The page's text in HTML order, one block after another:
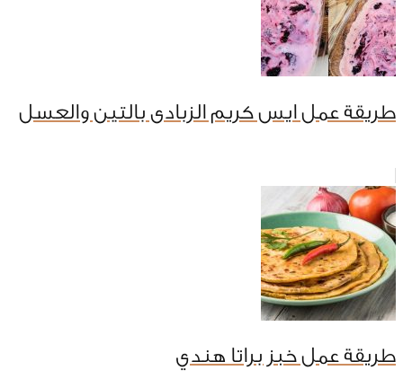
طريقة عمل ايس كريم الزبادى بالتين والعسل
طريقة عمل خبز براتا هندي